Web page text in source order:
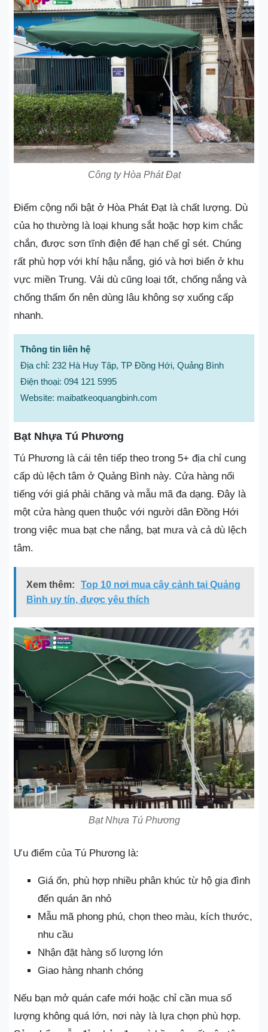
Công ty Hòa Phát Đạt
Điểm cộng nổi bật ở Hòa Phát Đạt là chất lượng. Dù
của họ thường là loại khung sắt hoặc hợp kim chắc
chắn, được sơn tĩnh điện để hạn chế gỉ sét. Chúng
rất phù hợp với khí hậu nắng, gió và hơi biển ở khu
vực miền Trung. Vải dù cũng loại tốt, chống nắng và
chống thấm ổn nên dùng lâu không sợ xuống cấp
nhanh.
Thông tin liên hệ
Địa chỉ: 232 Hà Huy Tập, TP Đồng Hới, Quảng Bình
Điện thoại: 094 121 5995
Website: maibatkeoquangbinh.com
Bạt Nhựa Tú Phương
Tú Phương là cái tên tiếp theo trong 5+ địa chỉ cung
cấp dù lệch tâm ở Quảng Bình này. Cửa hàng nổi
tiếng với giá phải chăng và mẫu mã đa dạng. Đây là
một cửa hàng quen thuộc với người dân Đồng Hới
trong việc mua bạt che nắng, bạt mưa và cả dù lệch
tâm.
Xem thêm:
Top 10 nơi mua cây cảnh tại Quảng
Bình uy tín, được yêu thích
Bạt Nhựa Tú Phương
Ưu điểm của Tú Phương là:
Giá ổn, phù hợp nhiều phân khúc từ hộ gia đình
đến quán ăn nhỏ
Mẫu mã phong phú, chọn theo màu, kích thước,
nhu cầu
Nhận đặt hàng số lượng lớn
Giao hàng nhanh chóng
Nếu bạn mở quán cafe mới hoặc chỉ cần mua số
lượng không quá lớn, nơi này là lựa chọn phù hợp.